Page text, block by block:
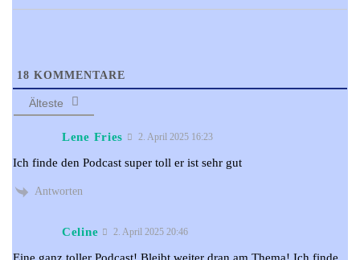
18 KOMMENTARE
Älteste
Lene Fries 2. April 2025 16:23
Ich finde den Podcast super toll er ist sehr gut
Antworten
Celine 2. April 2025 20:46
Eine ganz toller Podcast! Bleibt weiter dran am Thema! Ich finde